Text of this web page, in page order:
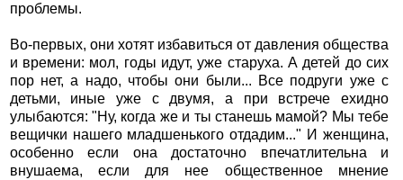
проблемы.
Во-первых, они хотят избавиться от давления общества
и времени: мол, годы идут, уже старуха. А детей до сих
пор нет, а надо, чтобы они были... Все подруги уже с
детьми, иные уже с двумя, а при встрече ехидно
улыбаются: "Ну, когда же и ты станешь мамой? Мы тебе
вещички нашего младшенького отдадим..." И женщина,
особенно если она достаточно впечатлительна и
внушаема, если для нее общественное мнение